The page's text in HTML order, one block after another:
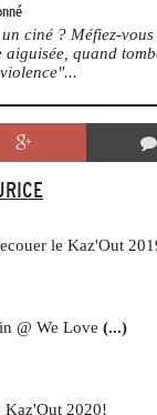
ciné ? Méfiez-
quand
le Kaz'Out
@ We Love (...)
Kaz'Out 2020!